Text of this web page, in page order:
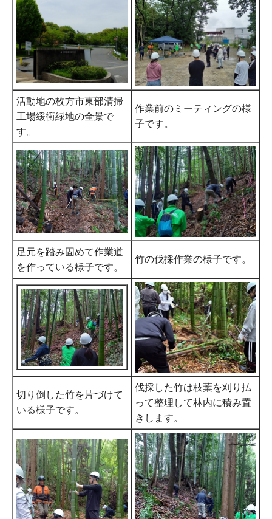
活動地の枚方市東部清掃
工場緩衝緑地の全景で
す。
作業前のミーティングの様
子です。
足元を踏み固めて作業道
を作っている様子です。
竹の伐採作業の様子です。
切り倒した竹を片づけて
いる様子です。
伐採した竹は枝葉を刈り払
って整理して林内に積み置
きします。